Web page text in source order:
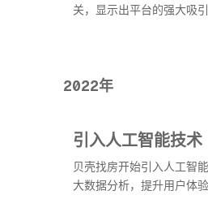
关，显示出平台的强大吸
2022年
引入人工智能技术
贝壳找房开始引入人工智
大数据分析，提升用户体